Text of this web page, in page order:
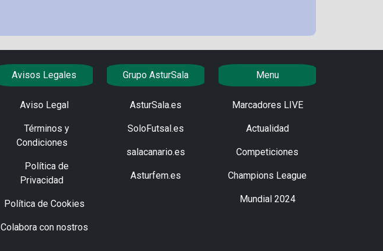
Avisos Legales
Aviso Legal
Términos y
Condiciones
Política de
Privacidad
Política de Cookies
Colabora con nostros
Grupo AsturSala
AsturSala.es
SoloFutsal.es
salacanario.es
Asturfem.es
Menu
Marcadores LIVE
Actualidad
Competiciones
Champions League
Mundial 2024